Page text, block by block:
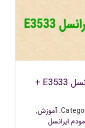
مشخصات و تنظیمات مودم ایرانسل E3533 +
آموزش,
مودم ایرانسل